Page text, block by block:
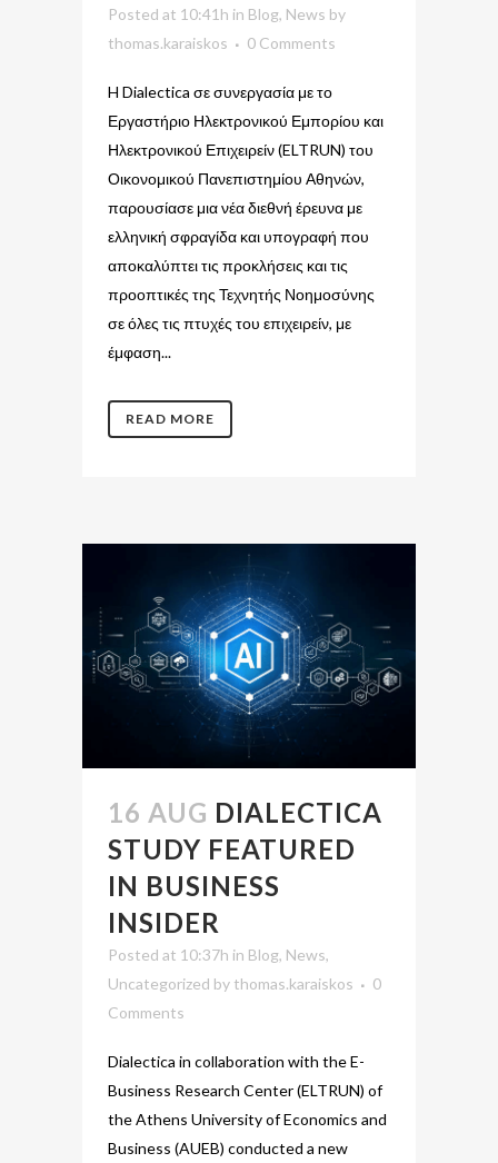
Posted at 10:41h in Blog, News by
thomas.karaiskos
0 Comments
H Dialectica σε συνεργασία με το
Εργαστήριο Ηλεκτρονικού Εμπορίου και
Ηλεκτρονικού Επιχειρείν (ELTRUN) του
Οικονομικού Πανεπιστημίου Αθηνών,
παρουσίασε μια νέα διεθνή έρευνα με
ελληνική σφραγίδα και υπογραφή που
αποκαλύπτει τις προκλήσεις και τις
προοπτικές της Τεχνητής Νοημοσύνης
σε όλες τις πτυχές του επιχειρείν, με
έμφαση...
READ MORE
16 AUG DIALECTICA
STUDY FEATURED
IN BUSINESS
INSIDER
Posted at 10:37h in Blog, News,
Uncategorized by thomas.karaiskos
0
Comments
Dialectica in collaboration with the E-
Business Research Center (ELTRUN) of
the Athens University of Economics and
Business (AUEB) conducted a new